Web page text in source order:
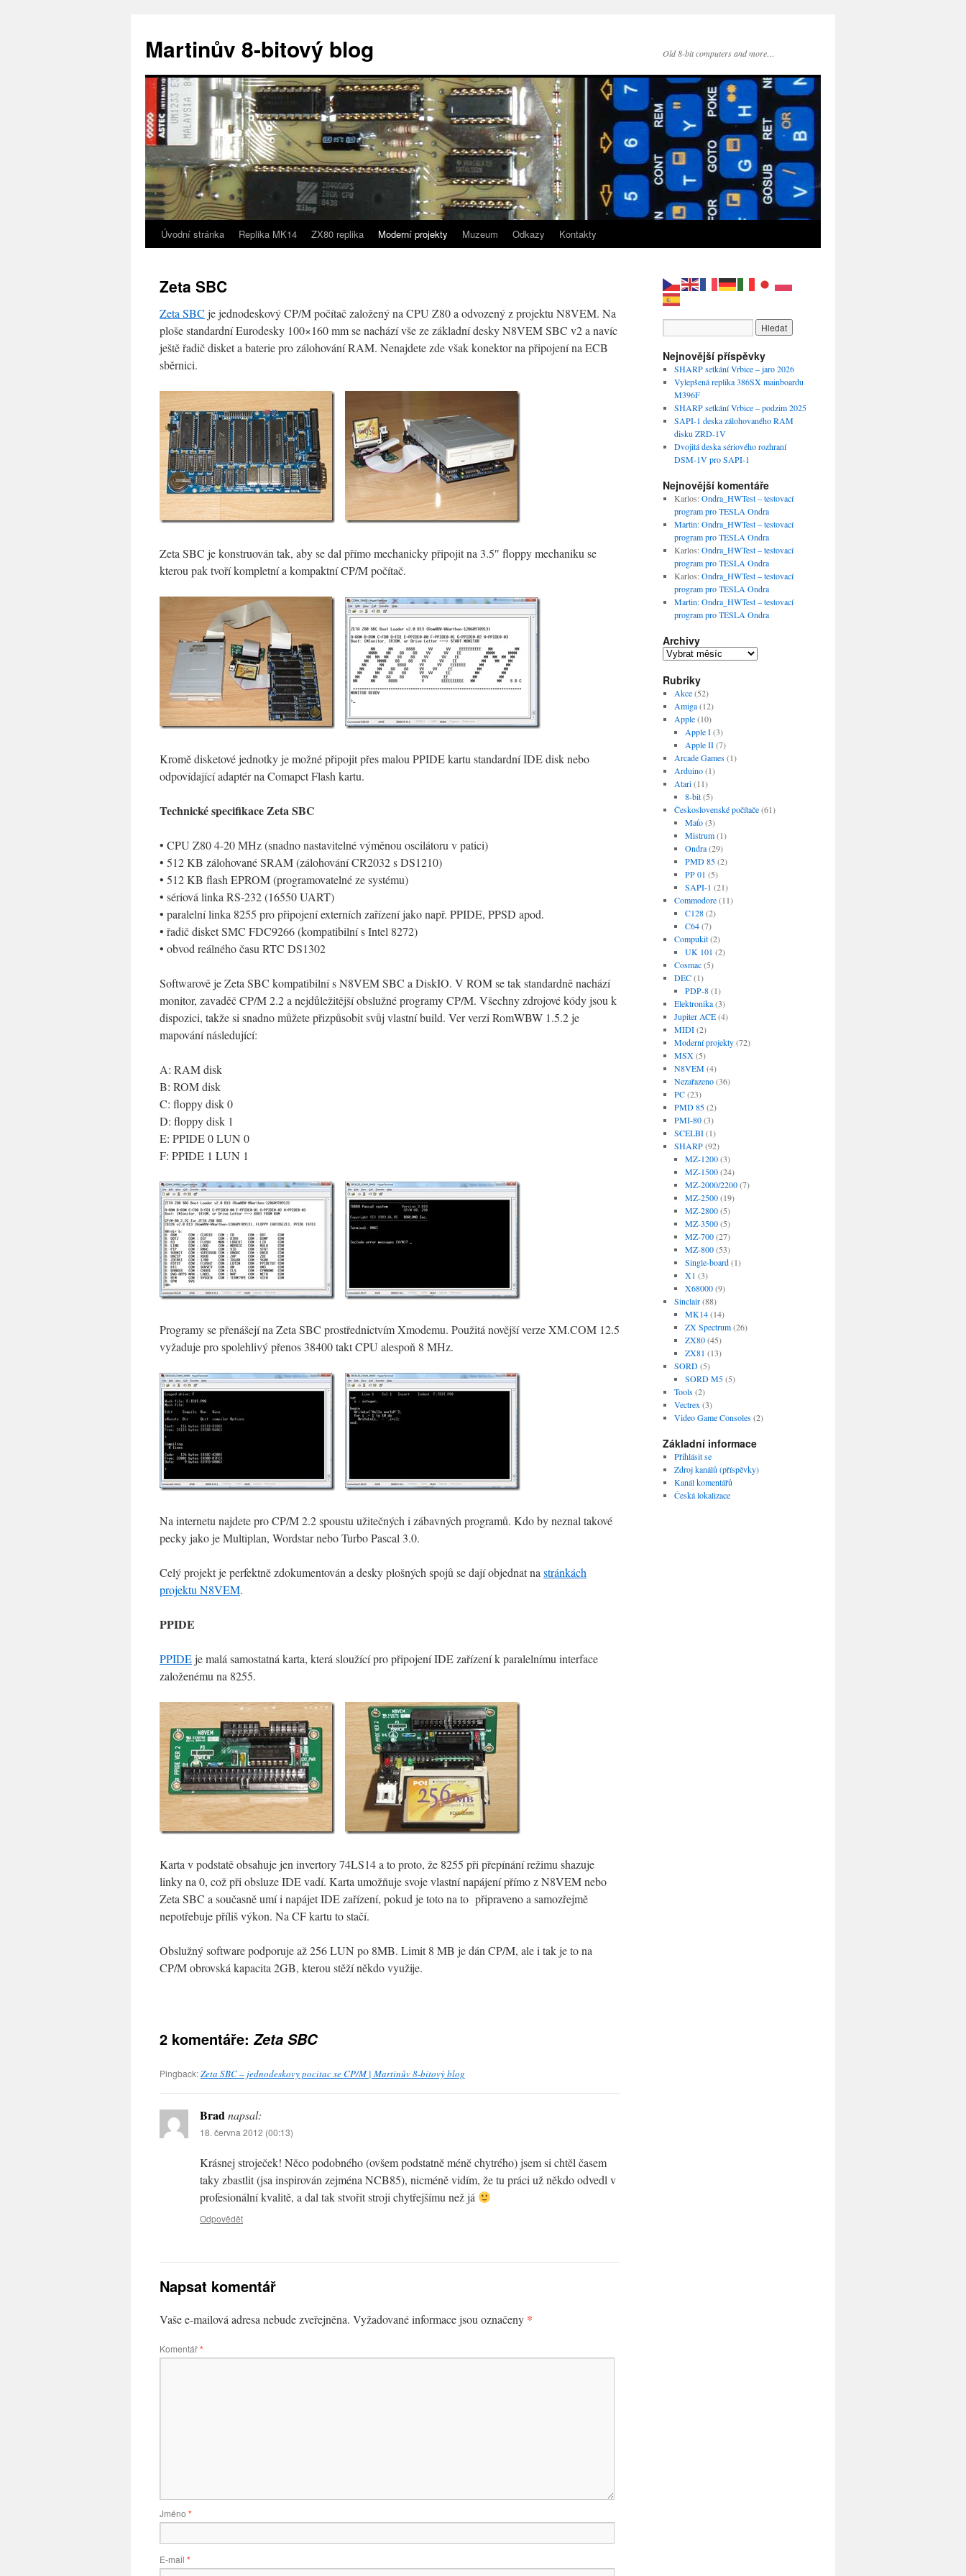
obsahu
webu
Martinův 8-bitový blog Old 8-bit computers and more…
Úvodní stránka Replika MK14 ZX80 replika Moderní projekty Muzeum Odkazy Kontakty
Zeta SBC
Zeta SBC je jednodeskový CP/M počítač založený na CPU Z80 a odvozený z projektu N8VEM. Na
ploše standardní Eurodesky 100×160 mm se nachází vše ze základní desky N8VEM SBC v2 a navíc
ještě řadič disket a baterie pro zálohování RAM. Nenajdete zde však konektor na připojení na ECB
sběrnici.
Zeta SBC je konstruován tak, aby se dal přímo mechanicky připojit na 3.5″ floppy mechaniku se
kterou pak tvoří kompletní a kompaktní CP/M počítač.
Kromě disketové jednotky je možné připojit přes malou PPIDE kartu standardní IDE disk nebo
odpovídající adaptér na Comapct Flash kartu.
Technické specifikace Zeta SBC
• CPU Z80 4-20 MHz (snadno nastavitelné výměnou oscilátoru v patici)
• 512 KB zálohované SRAM (zálohování CR2032 s DS1210)
• 512 KB flash EPROM (programovatelné ze systému)
• sériová linka RS-232 (16550 UART)
• paralelní linka 8255 pro připojení externích zařízení jako např. PPIDE, PPSD apod.
• řadič disket SMC FDC9266 (kompatibilní s Intel 8272)
• obvod reálného času RTC DS1302
Softwarově je Zeta SBC kompatibilní s N8VEM SBC a DiskIO. V ROM se tak standardně nachází
monitor, zavaděč CP/M 2.2 a nejdůležitější obslužné programy CP/M. Všechny zdrojové kódy jsou k
dispozici, takže si snadno můžete přizpůsobit svůj vlastní build. Ver verzi RomWBW 1.5.2 je
mapování následující:
A: RAM disk
B: ROM disk
C: floppy disk 0
D: floppy disk 1
E: PPIDE 0 LUN 0
F: PPIDE 1 LUN 1
Programy se přenášejí na Zeta SBC prostřednictvím Xmodemu. Použitá novější verze XM.COM 12.5
vyžaduje pro spolehlivý přenos 38400 takt CPU alespoň 8 MHz.
Na internetu najdete pro CP/M 2.2 spoustu užitečných i zábavných programů. Kdo by neznal takové
pecky jako je Multiplan, Wordstar nebo Turbo Pascal 3.0.
Celý projekt je perfektně zdokumentován a desky plošných spojů se dají objednat na stránkách
projektu N8VEM.
PPIDE
PPIDEje malá samostatná karta, která sloužící pro připojení IDE zařízení k paralelnímu interface
založenému na 8255.
Karta v podstatě obsahuje jen invertory 74LS14 a to proto, že 8255 při přepínání režimu shazuje
linky na 0, což při obsluze IDE vadí. Karta umožňuje svoje vlastní napájení přímo z N8VEM nebo
Zeta SBC a současně umí i napájet IDE zařízení, pokud je toto na to připraveno a samozřejmě
nepotřebuje příliš výkon. Na CF kartu to stačí.
Obslužný software podporuje až 256 LUN po 8MB. Limit 8 MB je dán CP/M, ale i tak je to na
CP/M obrovská kapacita 2GB, kterou stěží někdo využije.
2 komentáře:Zeta SBC
Pingback:Zeta SBC – jednodeskovy pocitac se CP/M | Martinův 8-bitový blog
Bradnapsal:
18. června 2012 (00:13)
Krásnej stroječek! Něco podobného (ovšem podstatně méně chytrého) jsem si chtěl časem
taky zbastlit (jsa inspirován zejména NCB85), nicméně vidím, že tu práci už někdo odvedl v
profesionální kvalitě, a dal tak stvořit stroji chytřejšímu než já
Odpovědět
Napsat komentář
Vaše e-mailová adresa nebude zveřejněna. Vyžadované informace jsou označeny *
Komentář*
Jméno *
E-mail *
Nejnovější příspěvky
SHARP setkání Vrbice – jaro 2026
Vylepšená replika 386SX mainboardu
M396F
SHARP setkání Vrbice – podzim 2025
SAPI-1 deska zálohovaného RAM
disku ZRD-1V
Dvojitá deska sériového rozhraní
DSM-1V pro SAPI-1
Nejnovější komentáře
Karlos:Ondra_HWTest – testovací
program pro TESLA Ondra
Martin:Ondra_HWTest – testovací
program pro TESLA Ondra
Karlos:Ondra_HWTest – testovací
program pro TESLA Ondra
Karlos:Ondra_HWTest – testovací
program pro TESLA Ondra
Martin:Ondra_HWTest – testovací
program pro TESLA Ondra
Archivy
Archivy
Rubriky
Akce(52)
Amiga(12)
Apple(10)
Apple I(3)
Apple II(7)
Arcade Games(1)
Arduino(1)
Atari(11)
8-bit(5)
Československé počítače(61)
Maťo(3)
Mistrum(1)
Ondra(29)
PMD 85(2)
PP 01 (5)
SAPI-1 (21)
Commodore(11)
C128(2)
C64(7)
Compukit(2)
UK 101 (2)
Cosmac(5)
DEC(1)
PDP-8(1)
Elektronika(3)
Jupiter ACE(4)
MIDI(2)
Moderní projekty(72)
MSX(5)
N8VEM(4)
Nezařazeno(36)
PC(23)
PMD 85(2)
PMI-80(3)
SCELBI(1)
SHARP(92)
MZ-1200(3)
MZ-1500(24)
MZ-2000/2200(7)
MZ-2500(19)
MZ-2800(5)
MZ-3500(5)
MZ-700(27)
MZ-800(53)
Single-board(1)
X1 (3)
X68000(9)
Sinclair(88)
MK14(14)
ZX Spectrum(26)
ZX80(45)
ZX81 (13)
SORD(5)
SORD M5(5)
Tools(2)
Vectrex (3)
Video Game Consoles(2)
Základní informace
Přihlásit se
Zdroj kanálů (příspěvky)
Kanál komentářů
Česká lokalizace